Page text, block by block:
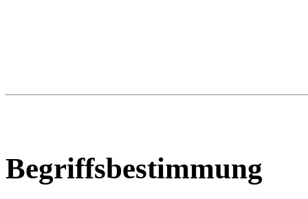
Begriffsbestimmung